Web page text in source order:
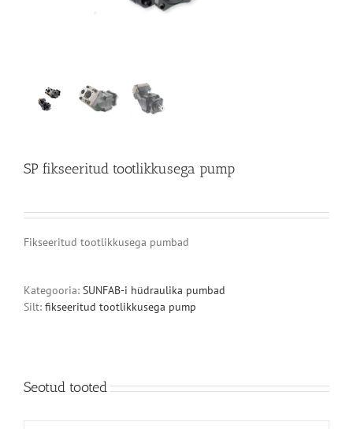
SP fikseeritud tootlikkusega pump
Fikseeritud tootlikkusega pumbad
Kategooria: SUNFAB-i hüdraulika pumbad
Silt: fikseeritud tootlikkusega pump
Seotud tooted